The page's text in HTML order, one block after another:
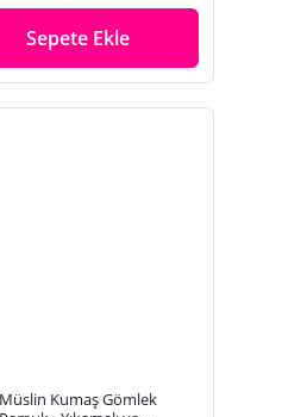
Sepete Ekle
Kumaş Gömlek